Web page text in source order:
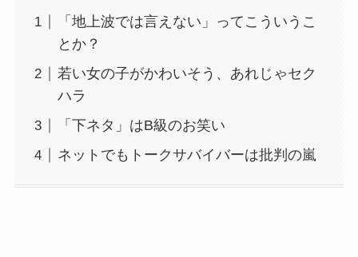
「地上波では言えない」ってこういうこ
とか？
若い女の子がかわいそう、あれじゃセク
ハラ
「下ネタ」はB級のお笑い
ネットでもトークサバイバーは批判の嵐